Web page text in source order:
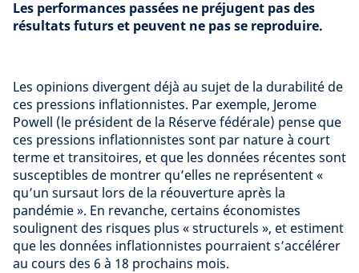
Les performances passées ne préjugent pas des
résultats futurs et peuvent ne pas se reproduire.
Les opinions divergent déjà au sujet de la durabilité de
ces pressions inflationnistes. Par exemple, Jerome
Powell (le président de la Réserve fédérale) pense que
ces pressions inflationnistes sont par nature à court
terme et transitoires, et que les données récentes sont
susceptibles de montrer qu’elles ne représentent «
qu’un sursaut lors de la réouverture après la
pandémie ». En revanche, certains économistes
soulignent des risques plus « structurels », et estiment
que les données inflationnistes pourraient s’accélérer
au cours des 6 à 18 prochains mois.